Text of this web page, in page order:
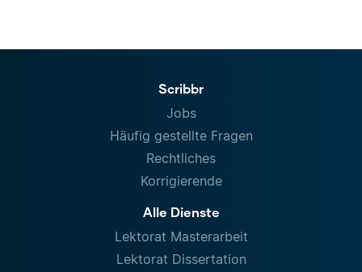
Scribbr
Jobs
Häufig gestellte Fragen
Rechtliches
Korrigierende
Alle Dienste
Lektorat Masterarbeit
Lektorat Dissertation